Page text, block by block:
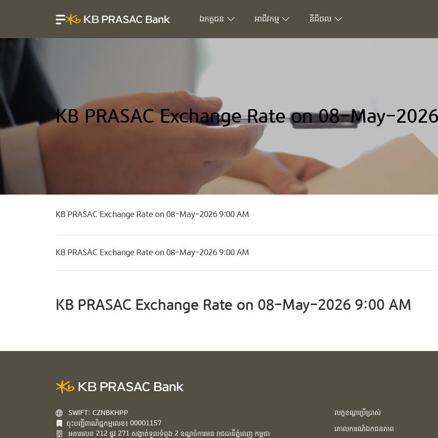
ឯកត្តជន អាជីវកម្ម ឌីជីថល
KB PRASAC Exchange Rate on 08-May-
KB PRASAC Exchange Rate on 08-May-2026 9:00 AM
KB PRASAC Exchange Rate on 08-May-2026 9:00 AM
KB PRASAC Exchange Rate on 08-May-2026 9:00 AM
SWIFT: CZNBKHPP
ចុះបញ្ជីពាណិជ្ជកម្មលេខ៖ 00001157
អគារ​លេខ​ 212 ផ្លូវ 271 សង្កាត់ទួលទំពូង 2 ខណ្ឌចំការមន រាជធានីភ្នំពេញ កម្ពុជា​
លក្ខខណ្ឌប្រើប្រាស់
គោលការណ៍ឯកជនភាព